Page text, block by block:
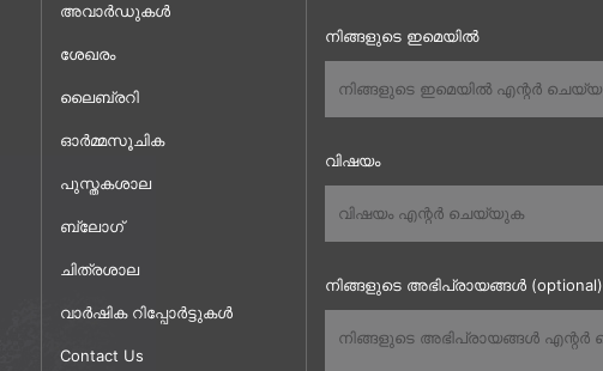
അവാർഡുകൾ
ശേഖരം
ലൈബ്രറി
ഓർമ്മസൂചിക
പുസ്തകശാല
ബ്ലോഗ്
ചിത്രശാല
വാർഷിക റിപ്പോർട്ടുകൾ
Contact Us
നിങ്ങളുടെ ഇമെയിൽ
വിഷയം
നിങ്ങളുടെ അഭിപ്രായങ്ങൾ (optional)